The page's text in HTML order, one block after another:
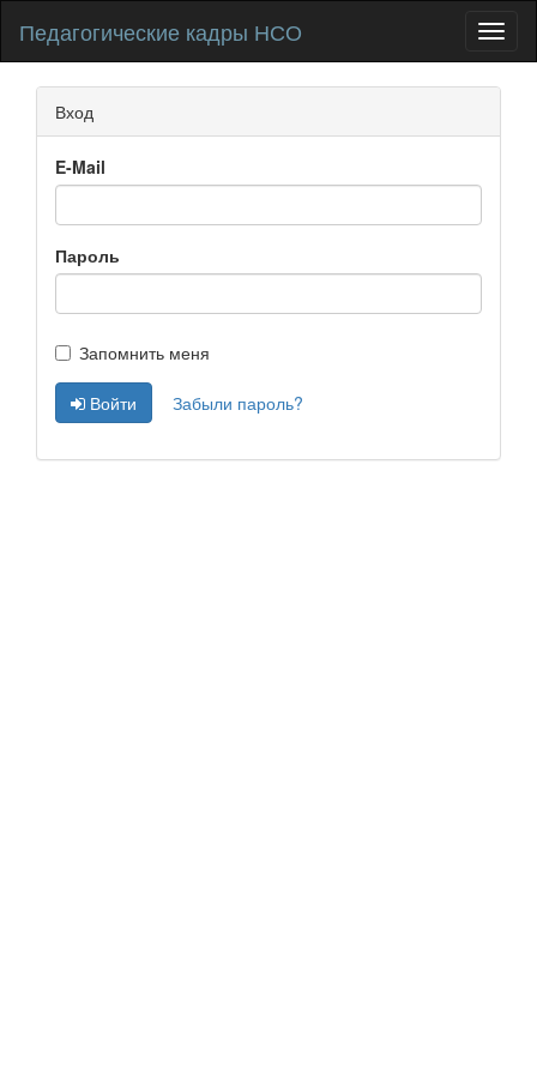
Педагогические кадры НСО
Вход
E-Mail
Пароль
Запомнить меня
Войти Забыли пароль?